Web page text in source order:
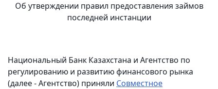
Об утверждении правил предоставления займов
последней инстанции
Национальный Банк Казахстана и Агентство по
регулированию и развитию финансового рынка
(далее - Агентство) приняли Совместное